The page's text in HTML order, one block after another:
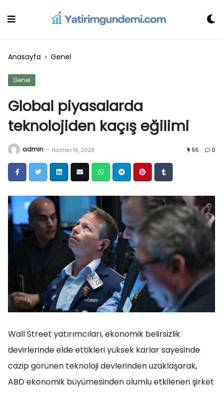
Anasayfa › Genel
Genel
Global piyasalarda
teknolojiden kaçış eğilimi
admin - Haziran 16, 2026 55 0
Wall Street yatırımcıları, ekonomik belirsizlik
devirlerinde elde ettikleri yüksek karlar sayesinde
cazip görünen teknoloji devlerinden uzaklaşarak,
ABD ekonomik büyümesinden olumlu etkilenen şirket